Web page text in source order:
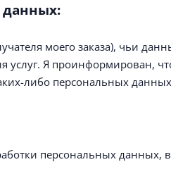
данных:
моего заказа), чьи
Я проинформирован,
либо персональных
персональных данных,